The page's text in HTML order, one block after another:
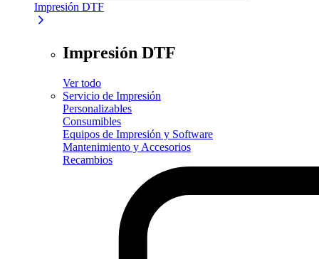
Impresión DTF
Impresión DTF
Ver todo
Servicio de Impresión
Personalizables
Consumibles
Equipos de Impresión y Software
Mantenimiento y Accesorios
Recambios